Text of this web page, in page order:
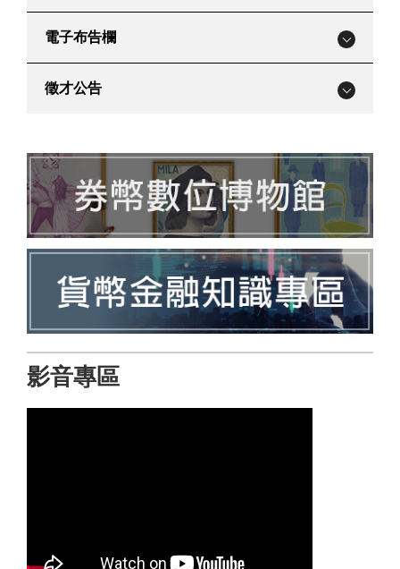
電子布告欄
徵才公告
影音專區